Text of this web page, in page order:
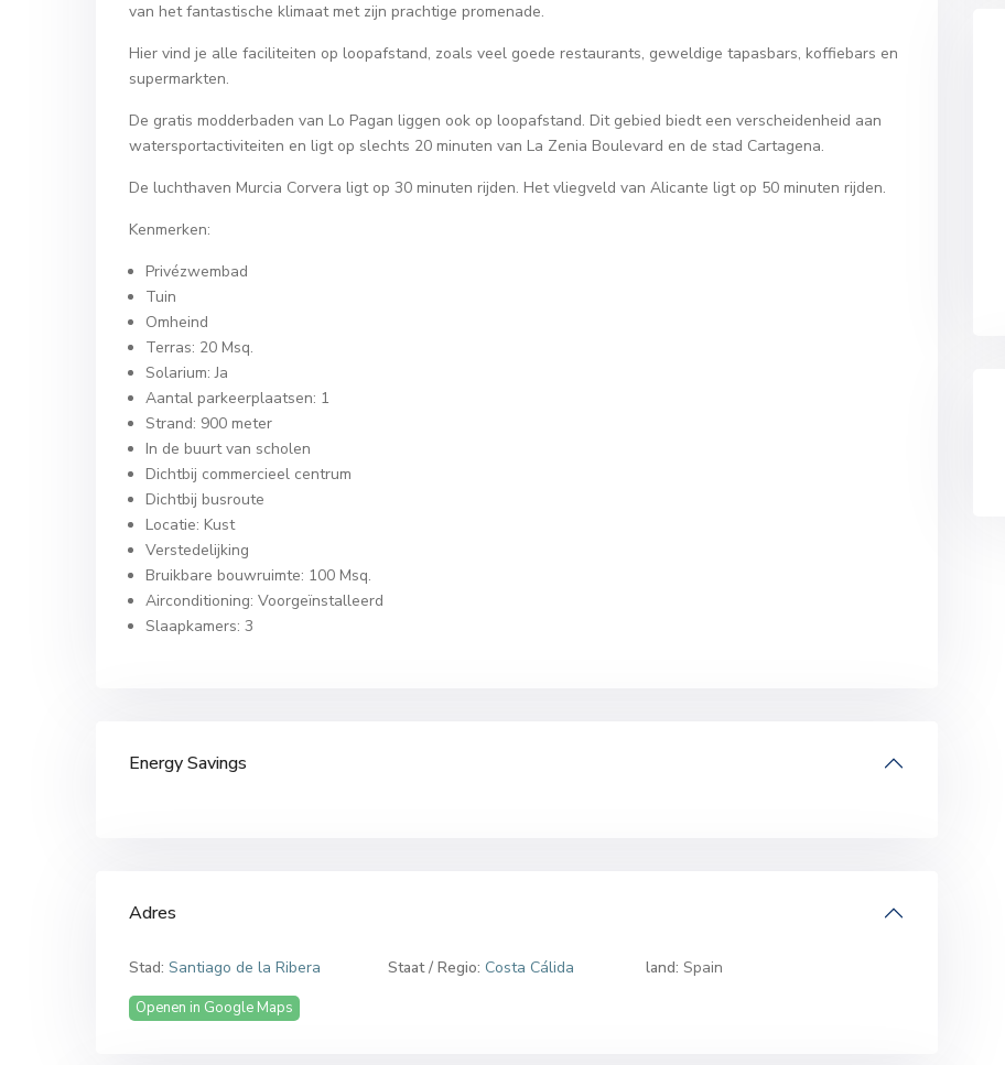
van het fantastische klimaat met zijn prachtige promenade.
Hier vind je alle faciliteiten op loopafstand, zoals veel goede restaurants, geweldige tapasbars, koffiebars en
supermarkten.
De gratis modderbaden van Lo Pagan liggen ook op loopafstand. Dit gebied biedt een verscheidenheid aan
watersportactiviteiten en ligt op slechts 20 minuten van La Zenia Boulevard en de stad Cartagena.
De luchthaven Murcia Corvera ligt op 30 minuten rijden. Het vliegveld van Alicante ligt op 50 minuten rijden.
Kenmerken:
Privézwembad
Tuin
Omheind
Terras: 20 Msq.
Solarium: Ja
Aantal parkeerplaatsen: 1
Strand: 900 meter
In de buurt van scholen
Dichtbij commercieel centrum
Dichtbij busroute
Locatie: Kust
Verstedelijking
Bruikbare bouwruimte: 100 Msq.
Airconditioning: Voorgeïnstalleerd
Slaapkamers: 3
Energy Savings
Adres
Stad: Santiago de la Ribera Staat / Regio: Costa Cálida land: Spain
Openen in Google Maps